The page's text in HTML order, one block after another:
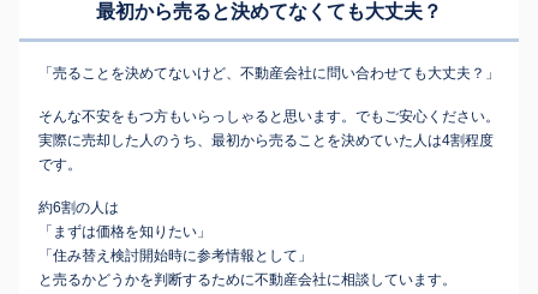
最初から売ると決めてなくても大丈夫？
「売ることを決めてないけど、不動産会社に問い合わせても大丈夫？」
そんな不安をもつ方もいらっしゃると思います。でもご安心ください。
実際に売却した人のうち、最初から売ることを決めていた人は4割程度
です。
約6割の人は
「まずは価格を知りたい」
「住み替え検討開始時に参考情報として」
と売るかどうかを判断するために不動産会社に相談しています。